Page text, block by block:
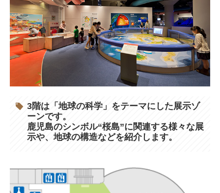
応募フォーム
サイトポリシー
プライバシーポリシー
リンク
かごしまラボ
3階は「地球の科学」をテーマにした展示ゾ
ーンです。
鹿児島のシンボル“桜島”に関連する様々な展
示や、地球の構造などを紹介します。